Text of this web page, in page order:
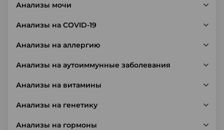
Анализы мочи
Анализы на COVID-19
Анализы на аллергию
Анализы на аутоиммунные заболевания
Анализы на витамины
Анализы на генетику
Анализы на гормоны